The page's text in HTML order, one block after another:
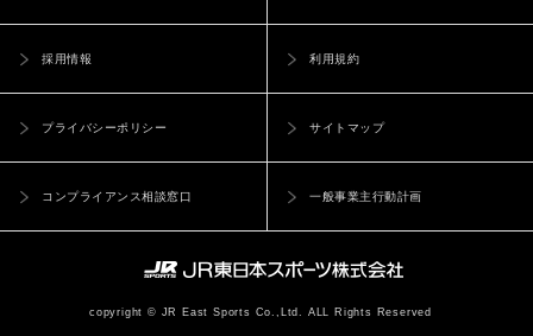
copyright © JR East Sports Co.,Ltd. ALL Rights Reserved
採用情報 利用規約
プライバシーポリシー サイトマップ
コンプライアンス相談窓口 一般事業主行動計画